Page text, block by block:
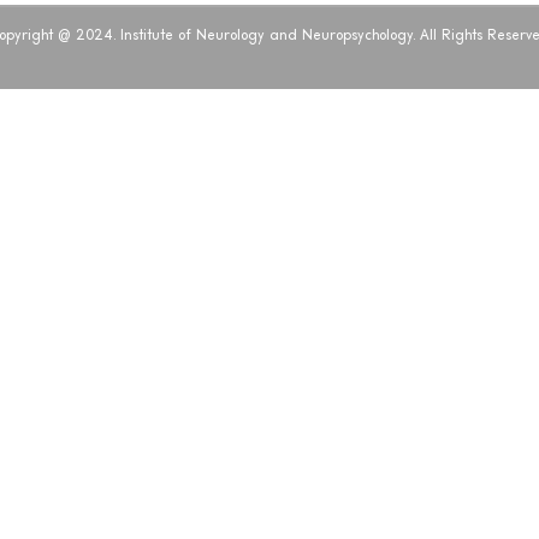
@ 2024. Institute of Neurology and Neuropsychology. All Rights